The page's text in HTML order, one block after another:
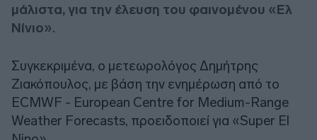
μάλιστα, για την έλευση του φαινομένου «Ελ
Νίνιο».
Συγκεκριμένα, ο μετεωρολόγος Δημήτρης
Ζιακόπουλος, με βάση την ενημέρωση από το
ECMWF - European Centre for Medium-Range
Weather Forecasts, προειδοποιεί για «Super El